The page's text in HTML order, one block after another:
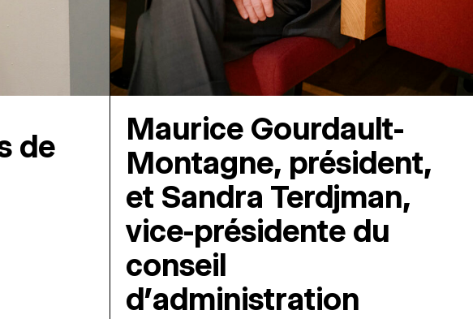
Maurice Gourdault-
Montagne, président,
et Sandra Terdjman,
vice-présidente du
conseil
d’administration